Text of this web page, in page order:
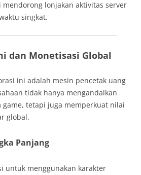
mendorong lonjakan aktivitas server
singkat.
dan Monetisasi Global
ini adalah mesin pencetak uang
tidak hanya mengandalkan
tetapi juga memperkuat nilai
global.
Panjang
untuk menggunakan karakter